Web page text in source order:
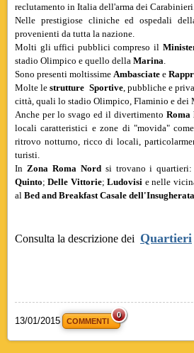
reclutamento in Italia dell'arma dei Carabinieri.
Nelle prestigiose cliniche ed ospedali
provenienti da tutta la nazione.
Molti gli uffici pubblici compreso il
stadio Olimpico e quello della Marina
Sono presenti moltissime Ambasciate e
Molte lestrutture Sportive, pubbliche e
città, quali lo stadio Olimpico Flaminio e dei
Anche per lo svago ed il divertimento Roma
locali caratteristici e zone di "movida"
ritrovo notturno, ricco di locali,
turisti.
In Zona Roma Nord si trovano i
Quinto;Delle Vittorie;Ludovisi e nelle
al Bed and Breakfast Casale
Consulta la descrizione dei Quartieri
13/01/2015 COMMENTI
0